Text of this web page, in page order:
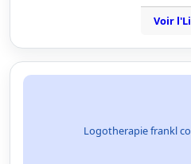
Voir
Logotherapie frankl